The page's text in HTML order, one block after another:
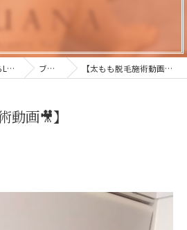
大阪府加美のエステならLUANA ブログ 【太もも脱毛施術動画🎥】
動画🎥】